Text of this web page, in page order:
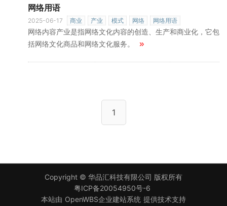
越来越多的网络内容产业提供商和运营商所关注。从全球视角
来看，“创意产业”、“文化创意产业”的热潮正在涌现，而我国
网络媒体也应顺应这一潮流，将着眼点放在内容产品的开发和
创新上，使网络内容产业成为网络媒体的基础盈利模式。 [1]
网络用语
2025-06-17 商业 产业 模式 网络 网络用语
网络内容产业是指网络文化内容的创造、生产和商业化，它包
括网络文化商品和网络文化服务。
»
1
Copyright © 华品汇科技有限公司 版权所有
粤ICP备20054950号-6
本站由 OpenWBS企业建站系统 提供技术支持